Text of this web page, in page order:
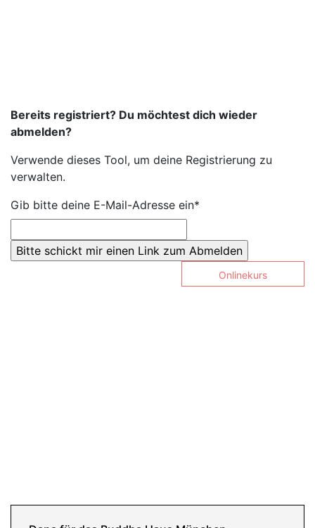
Bereits registriert? Du möchtest dich wieder
abmelden?
Verwende dieses Tool, um deine Registrierung zu
verwalten.
Gib bitte deine E-Mail-Adresse ein*
Onlinekurs